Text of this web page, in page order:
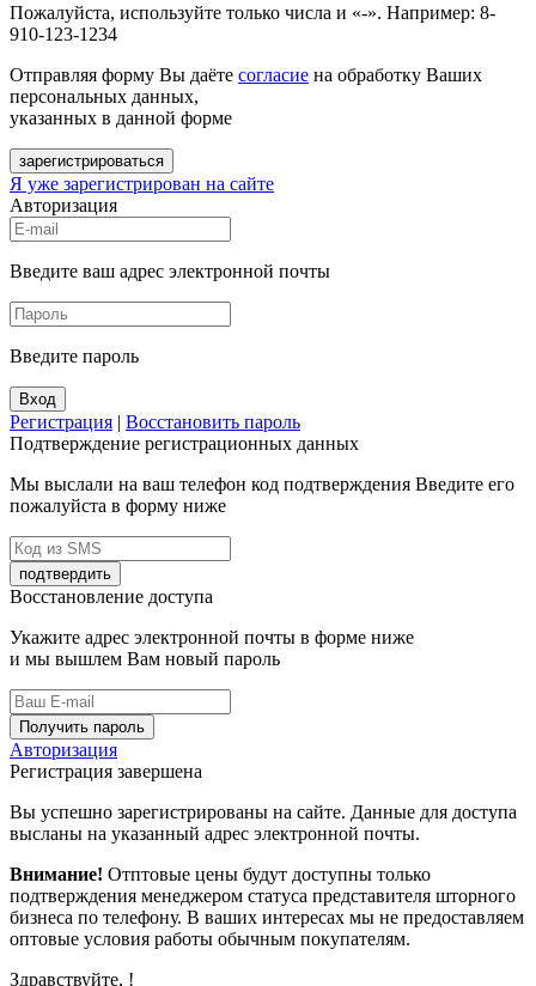
Пожалуйста, используйте только числа и «-». Например: 8-
910-123-1234
Отправляя форму Вы даёте согласие на обработку Ваших
персональных данных,
указанных в данной форме
зарегистрироваться
Я уже зарегистрирован на сайте
Авторизация
Введите ваш адрес электронной почты
Введите пароль
Вход
Регистрация | Восстановить пароль
Подтверждение регистрационных данных
Мы выслали на ваш телефон код подтверждения Введите его
пожалуйста в форму ниже
подтвердить
Восстановление доступа
Укажите адрес электронной почты в форме ниже
и мы вышлем Вам новый пароль
Получить пароль
Авторизация
Регистрация завершена
Вы успешно зарегистрированы на сайте. Данные для доступа
высланы на указанный адрес электронной почты.
Внимание! Отптовые цены будут доступны только
подтверждения менеджером статуса представителя шторного
бизнеса по телефону. В ваших интересах мы не предоставляем
оптовые условия работы обычным покупателям.
Здравствуйте, !